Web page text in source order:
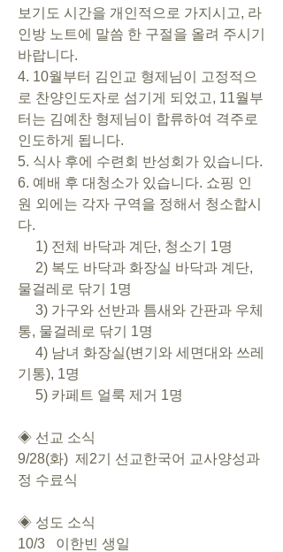
보기도 시간을 개인적으로 가지시고, 라
인방 노트에 말씀 한 구절을 올려 주시기
바랍니다.
4. 10월부터 김인교 형제님이 고정적으
로 찬양인도자로 섬기게 되었고, 11월부
터는 김예찬 형제님이 합류하여 격주로
인도하게 됩니다.
5. 식사 후에 수련회 반성회가 있습니다.
6. 예배 후 대청소가 있습니다. 쇼핑 인
원 외에는 각자 구역을 정해서 청소합시
다.
     1) 전체 바닥과 계단, 청소기 1명
물걸레로 닦기 1명
통, 물걸레로 닦기 1명
기통), 1명
     5) 카페트 얼룩 제거 1명
◈ 선교 소식
9/28(화)  제2기 선교한국어 교사양성과
정 수료식
◈ 성도 소식
10/3   이한빈 생일